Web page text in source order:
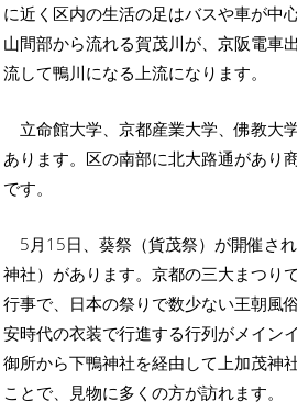
に近く区内の生活の足はバスや車が中
山間部から流れる賀茂川が、京阪電車
流して鴨川になる上流になります。
立命館大学、京都産業大学、佛教大
あります。区の南部に北大路通があり
です。
5月15日、葵祭（貨茂祭）が開催さ
神社）があります。京都の三大まつり
行事で、日本の祭りで数少ない王朝風
安時代の衣装で行進する行列がメイン
御所から下鴨神社を経由して上加茂神
ことで、見物に多くの方が訪れます。